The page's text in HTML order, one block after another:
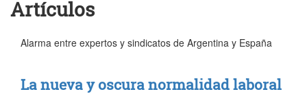
Artículos
Alarma entre expertos y sindicatos de Argentina y España
La nueva y oscura normalidad laboral